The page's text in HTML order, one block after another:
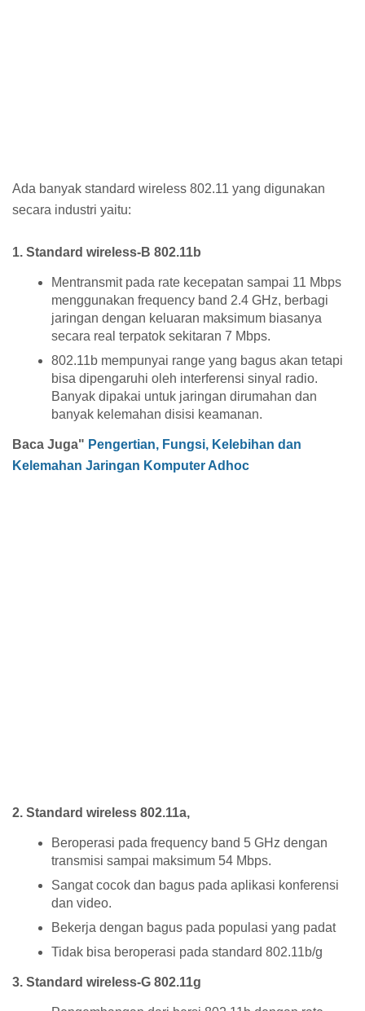
Ada banyak standard wireless 802.11 yang digunakan
secara industri yaitu:
1. Standard wireless-B 802.11b
Mentransmit pada rate kecepatan sampai 11 Mbps
menggunakan frequency band 2.4 GHz, berbagi
jaringan dengan keluaran maksimum biasanya
secara real terpatok sekitaran 7 Mbps.
802.11b mempunyai range yang bagus akan tetapi
bisa dipengaruhi oleh interferensi sinyal radio.
Banyak dipakai untuk jaringan dirumahan dan
banyak kelemahan disisi keamanan.
Baca Juga" Pengertian, Fungsi, Kelebihan dan
Kelemahan Jaringan Komputer Adhoc
2. Standard wireless 802.11a,
Beroperasi pada frequency band 5 GHz dengan
transmisi sampai maksimum 54 Mbps.
Sangat cocok dan bagus pada aplikasi konferensi
dan video.
Bekerja dengan bagus pada populasi yang padat
Tidak bisa beroperasi pada standard 802.11b/g
3. Standard wireless-G 802.11g